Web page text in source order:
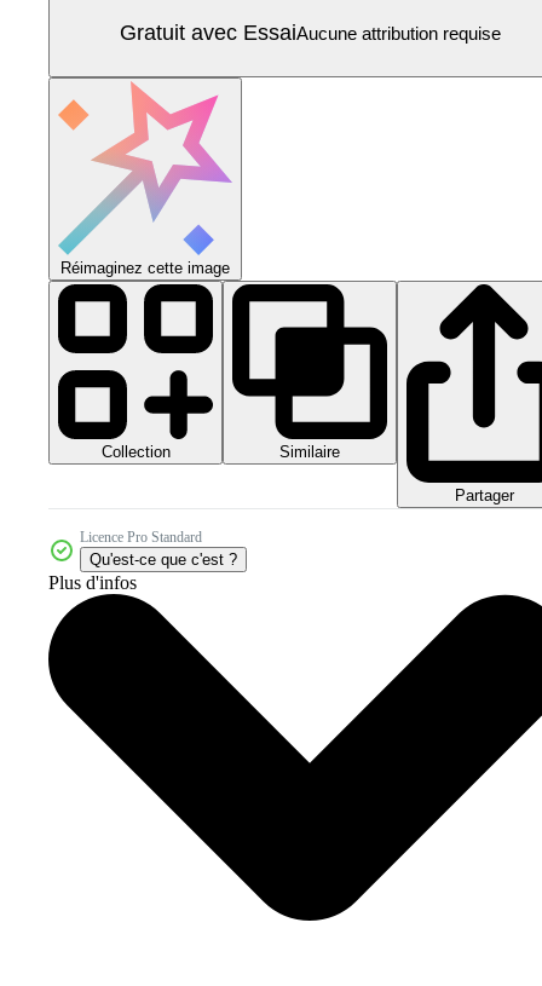
Gratuit avec EssaiAucune attribution requise
Réimaginez cette image
Collection Similaire
Partager
Licence Pro Standard
Qu'est-ce que c'est ?
Plus d'infos